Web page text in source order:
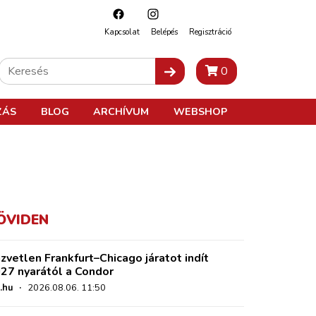
Kapcsolat Belépés Regisztráció
0
BLOG ARCHÍVUM WEBSHOP
Frankfurt–Chicago járatot indít
nyarától a Condor
· 2026.08.06. 11:50